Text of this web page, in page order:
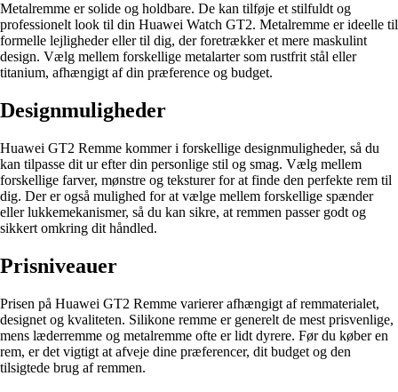
Metalremme er solide og holdbare. De kan tilføje et stilfuldt og
professionelt look til din Huawei Watch GT2. Metalremme er ideelle til
formelle lejligheder eller til dig, der foretrækker et mere maskulint
design. Vælg mellem forskellige metalarter som rustfrit stål eller
titanium, afhængigt af din præference og budget.
Designmuligheder
Huawei GT2 Remme kommer i forskellige designmuligheder, så du
kan tilpasse dit ur efter din personlige stil og smag. Vælg mellem
forskellige farver, mønstre og teksturer for at finde den perfekte rem til
dig. Der er også mulighed for at vælge mellem forskellige spænder
eller lukkemekanismer, så du kan sikre, at remmen passer godt og
sikkert omkring dit håndled.
Prisniveauer
Prisen på Huawei GT2 Remme varierer afhængigt af remmaterialet,
designet og kvaliteten. Silikone remme er generelt de mest prisvenlige,
mens læderremme og metalremme ofte er lidt dyrere. Før du køber en
rem, er det vigtigt at afveje dine præferencer, dit budget og den
tilsigtede brug af remmen.